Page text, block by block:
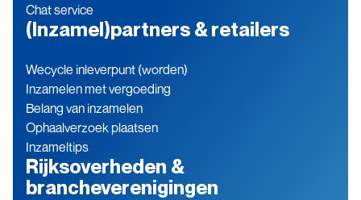
Chat service
(Inzamel)partners & retailers
Wecycle inleverpunt (worden)
Inzamelen met vergoeding
Belang van inzamelen
Ophaalverzoek plaatsen
Inzameltips
Rijksoverheden &
brancheverenigingen